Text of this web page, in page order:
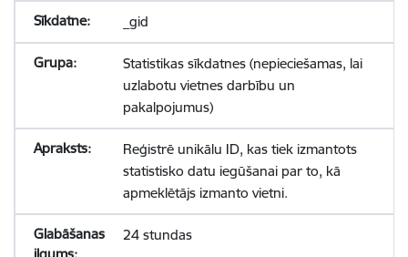
_gid
Statistikas sīkdatnes (nepieciešamas, lai
uzlabotu vietnes darbību un
pakalpojumus)
Reģistrē unikālu ID, kas tiek izmantots
statistisko datu iegūšanai par to, kā
apmeklētājs izmanto vietni.
24 stundas